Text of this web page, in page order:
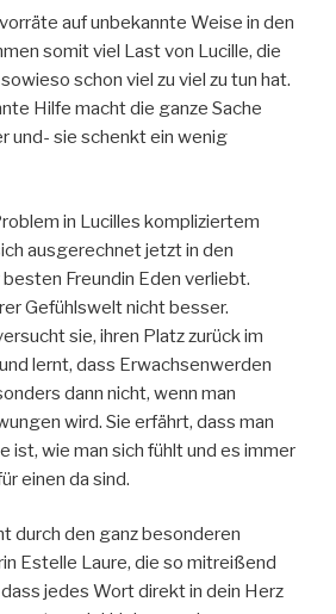
auf unbekannte Weise in den
somit viel Last von Lucille, die
schon viel zu viel zu tun hat.
Hilfe macht die ganze Sache
und- sie schenkt ein wenig
in Lucilles kompliziertem
ausgerechnet jetzt in den
Freundin Eden verliebt.
Gefühlswelt nicht besser.
sie, ihren Platz zurück im
lernt, dass Erwachsenwerden
dann nicht, wenn man
wird. Sie erfährt, dass man
ist, wie man sich fühlt und es immer
einen da sind.
durch den ganz besonderen
Estelle Laure, die so mitreißend
jedes Wort direkt in dein Herz